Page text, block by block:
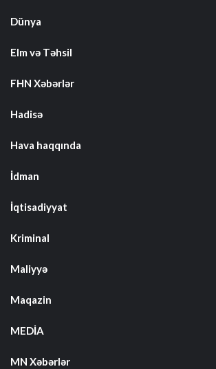
Dünya
Elm və Təhsil
FHN Xəbərlər
Hadisə
Hava haqqında
İdman
İqtisadiyyat
Kriminal
Maliyyə
Maqazin
MEDİA
MN Xəbərlər